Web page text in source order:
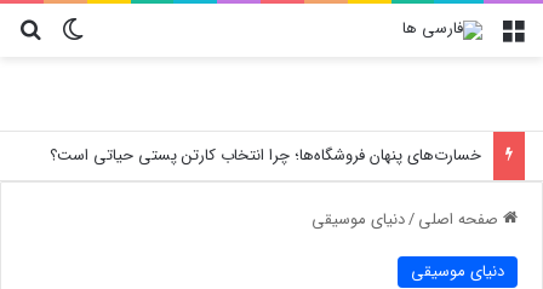
تغییر منو
خسارت‌های پنهان فروشگاه‌ها؛ چرا انتخاب کارتن پستی حیاتی است؟
صفحه اصلی/دنیای موسیقی
دنیای موسیقی